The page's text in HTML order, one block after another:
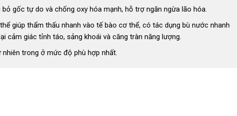
gốc tự do và chống oxy hóa mạnh, hỗ trợ ngăn ngừa lão hóa.
giúp thẩm thấu nhanh vào tế bào cơ thể, có tác dụng bù nước nhanh
cảm giác tỉnh táo, sảng khoái và căng tràn năng lượng.
trong ở mức độ phù hợp nhất.